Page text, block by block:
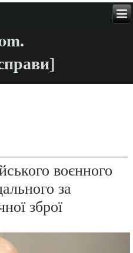
воєнного
за
зброї